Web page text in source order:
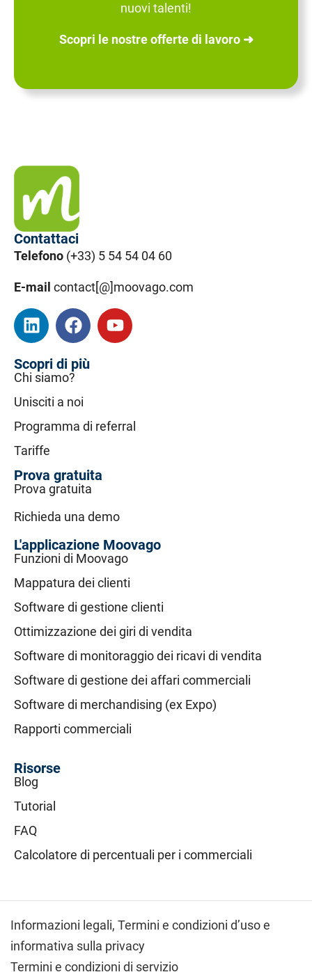
nuovi talenti!
Scopri le nostre offerte di lavoro ➜
Contattaci
Telefono (+33) 5 54 54 04 60
E-mail contact[@]moovago.com
Scopri di più
Chi siamo?
Unisciti a noi
Programma di referral
Tariffe
Prova gratuita
Prova gratuita
Richieda una demo
L'applicazione Moovago
Funzioni di Moovago
Mappatura dei clienti
Software di gestione clienti
Ottimizzazione dei giri di vendita
Software di monitoraggio dei ricavi di vendita
Software di gestione dei affari commerciali
Software di merchandising (ex Expo)
Rapporti commerciali
Risorse
Blog
Tutorial
FAQ
Calcolatore di percentuali per i commerciali
Informazioni legali, Termini e condizioni d’uso e
informativa sulla privacy
Termini e condizioni di servizio